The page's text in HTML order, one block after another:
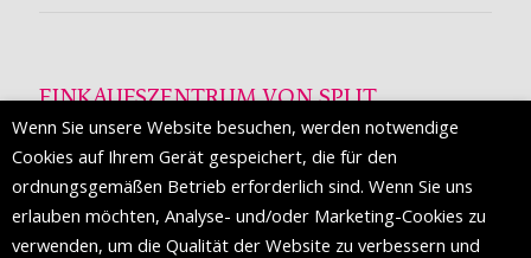
EINKAUFSZENTRUM VON SPLIT
Die Mall of Split
ist ein prestigeträchtiges Einkaufsziel mit
etwa 200 Einzelhandelsmarken und einer Reihe von
Weltmodemarken, die zum ersten Mal in Split erscheinen.
Wenn Sie unsere Website besuchen, werden notwendige
Cookies auf Ihrem Gerät gespeichert, die für den
ordnungsgemäßen Betrieb erforderlich sind. Wenn Sie uns
erlauben möchten, Analyse- und/oder Marketing-Cookies zu
verwenden, um die Qualität der Website zu verbessern und